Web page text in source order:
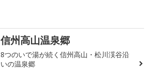
信州高山温泉郷
8つのいで湯が続く信州高山・松川渓谷沿
いの温泉郷